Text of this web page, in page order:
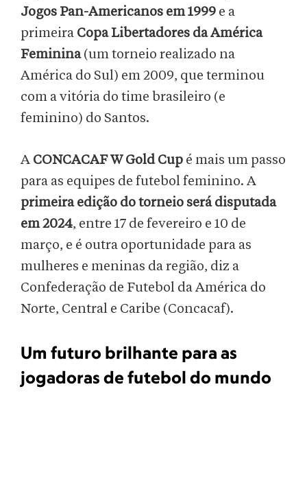
Jogos Pan-Americanos em 1999 e a
primeira Copa Libertadores da América
Feminina(um torneio realizado na
América do Sul) em 2009, que terminou
com a vitória do time brasileiro (e
feminino) do Santos.
A CONCACAF W Gold Cup é mais um passo
para as equipes de futebol feminino. A
primeira edição do torneio será disputada
em 2024, entre 17 de fevereiro e 10 de
março, e é outra oportunidade para as
mulheres e meninas da região, diz a
Confederação de Futebol da América do
Norte, Central e Caribe (Concacaf).
Um futuro brilhante para as
jogadoras de futebol do mundo